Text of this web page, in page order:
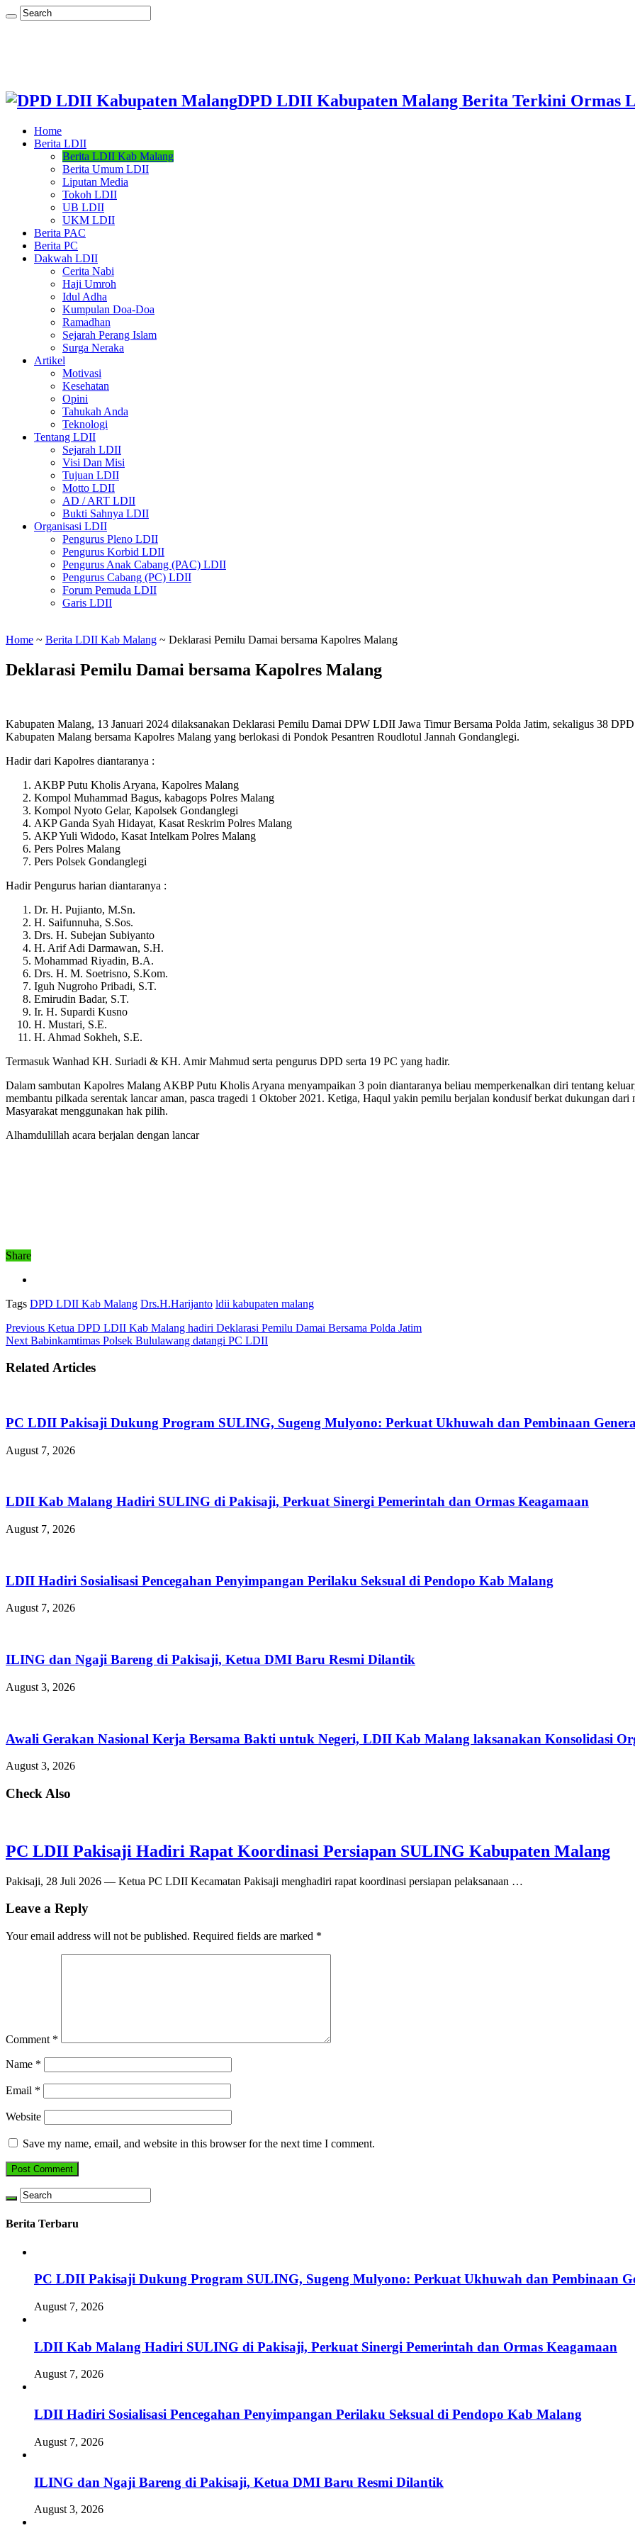
DPD LDII Kabupaten Malang Berita Terkini Ormas
Home
Berita LDII
Berita LDII Kab Malang
Berita Umum LDII
Liputan Media
Tokoh LDII
UB LDII
UKM LDII
Berita PAC
Berita PC
Dakwah LDII
Cerita Nabi
Haji Umroh
Idul Adha
Kumpulan Doa-Doa
Ramadhan
Sejarah Perang Islam
Surga Neraka
Artikel
Motivasi
Kesehatan
Opini
Tahukah Anda
Teknologi
Tentang LDII
Sejarah LDII
Visi Dan Misi
Tujuan LDII
Motto LDII
AD / ART LDII
Bukti Sahnya LDII
Organisasi LDII
Pengurus Pleno LDII
Pengurus Korbid LDII
Pengurus Anak Cabang (PAC) LDII
Pengurus Cabang (PC) LDII
Forum Pemuda LDII
Garis LDII
Home ~ Berita LDII Kab Malang ~ Deklarasi Pemilu Damai bersama Kapolres Malang
Deklarasi Pemilu Damai bersama Kapolres Malang
Kabupaten Malang, 13 Januari 2024 dilaksanakan Deklarasi Pemilu Damai DPW LDII Jawa Timur Bersama Polda Jatim, sekaligus 38
Kabupaten Malang bersama Kapolres Malang yang berlokasi di Pondok Pesantren Roudlotul Jannah Gondanglegi.
Hadir dari Kapolres diantaranya :
AKBP Putu Kholis Aryana, Kapolres Malang
Kompol Muhammad Bagus, kabagops Polres Malang
Kompol Nyoto Gelar, Kapolsek Gondanglegi
AKP Ganda Syah Hidayat, Kasat Reskrim Polres Malang
AKP Yuli Widodo, Kasat Intelkam Polres Malang
Pers Polres Malang
Pers Polsek Gondanglegi
Hadir Pengurus harian diantaranya :
Dr. H. Pujianto, M.Sn.
H. Saifunnuha, S.Sos.
Drs. H. Subejan Subiyanto
H. Arif Adi Darmawan, S.H.
Mohammad Riyadin, B.A.
Drs. H. M. Soetrisno, S.Kom.
Iguh Nugroho Pribadi, S.T.
Emirudin Badar, S.T.
Ir. H. Supardi Kusno
H. Mustari, S.E.
H. Ahmad Sokheh, S.E.
Termasuk Wanhad KH. Suriadi & KH. Amir Mahmud serta pengurus DPD serta 19 PC yang hadir.
Dalam sambutan Kapolres Malang AKBP Putu Kholis Aryana menyampaikan 3 poin diantaranya beliau memperkenalkan diri tentang
membantu pilkada serentak lancar aman, pasca tragedi 1 Oktober 2021. Ketiga, Haqul yakin pemilu berjalan kondusif berkat dukungan
Masyarakat menggunakan hak pilih.
Alhamdulillah acara berjalan dengan lancar
Share
Tags DPD LDII Kab Malang Drs.H.Harijanto ldii kabupaten malang
Previous Ketua DPD LDII Kab Malang hadiri Deklarasi Pemilu Damai Bersama Polda Jatim
Next Babinkamtimas Polsek Bululawang datangi PC LDII
Related Articles
PC LDII Pakisaji Dukung Program SULING, Sugeng Mulyono: Perkuat Ukhuwah dan Pembinaan
August 7, 2026
LDII Kab Malang Hadiri SULING di Pakisaji, Perkuat Sinergi Pemerintah dan Ormas Keagamaan
August 7, 2026
LDII Hadiri Sosialisasi Pencegahan Penyimpangan Perilaku Seksual di Pendopo Kab Malang
August 7, 2026
ILING dan Ngaji Bareng di Pakisaji, Ketua DMI Baru Resmi Dilantik
August 3, 2026
Awali Gerakan Nasional Kerja Bersama Bakti untuk Negeri, LDII Kab Malang laksanakan Konsolidasi
August 3, 2026
Check Also
PC LDII Pakisaji Hadiri Rapat Koordinasi Persiapan SULING Kabupaten Malang
Pakisaji, 28 Juli 2026 — Ketua PC LDII Kecamatan Pakisaji menghadiri rapat koordinasi persiapan pelaksanaan …
Leave a Reply
Your email address will not be published. Required fields are marked *
Comment *
Name *
Email *
Website
Save my name, email, and website in this browser for the next time I comment.
Berita Terbaru
PC LDII Pakisaji Dukung Program SULING, Sugeng Mulyono: Perkuat Ukhuwah dan Pembinaan
August 7, 2026
LDII Kab Malang Hadiri SULING di Pakisaji, Perkuat Sinergi Pemerintah dan Ormas Keagamaan
August 7, 2026
LDII Hadiri Sosialisasi Pencegahan Penyimpangan Perilaku Seksual di Pendopo Kab Malang
August 7, 2026
ILING dan Ngaji Bareng di Pakisaji, Ketua DMI Baru Resmi Dilantik
August 3, 2026